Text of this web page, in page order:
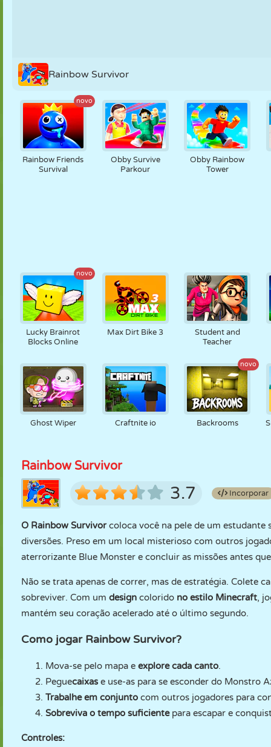
Rainbow Survivor
novo
Rainbow Friends
Survival
Obby Survive
Parkour
Obby Rainbow
Tower
novo
Lucky Brainrot
Blocks Online
Max Dirt Bike 3
Student and
Teacher
Ghost Wiper Craftnite io
novo
Backrooms
Rainbow Survivor
3.7 Incorporar
O Rainbow Survivorcoloca você na pele de um estudante
diversões. Preso em um local misterioso com outros
aterrorizante Blue Monster e concluir as missões antes
Não se trata apenas de correr, mas de estratégia. Colete
sobreviver. Com um design colorido no estilo Minecraft,
mantém seu coração acelerado até o último segundo.
Como jogar Rainbow Survivor?
Mova-se pelo mapa e explore cada canto.
Peguecaixase use-as para se esconder do Monstro
Trabalhe em conjunto com outros jogadores para
Sobreviva o tempo suficientepara escapar e
Controles: